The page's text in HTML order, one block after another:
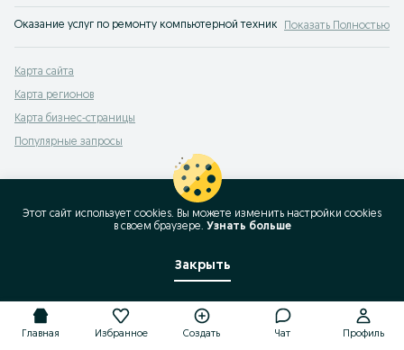
Оказание услуг по ремонту компьютерной техники на сервисеПоказать Полностью
Карта сайта
Карта регионов
Карта бизнес-страницы
Популярные запросы
Главная Избранное Создать Чат Профиль
Этот сайт использует cookies. Вы можете изменить настройки cookies
в своeм браузере. Узнать больше
Закрыть